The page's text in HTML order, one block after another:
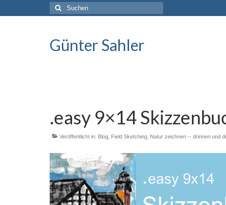
Suche
nach:
Günter Sahler
.easy 9×14
Veröffentlicht in: Blog Field Sketching Natur zeichnen -- drinnen und